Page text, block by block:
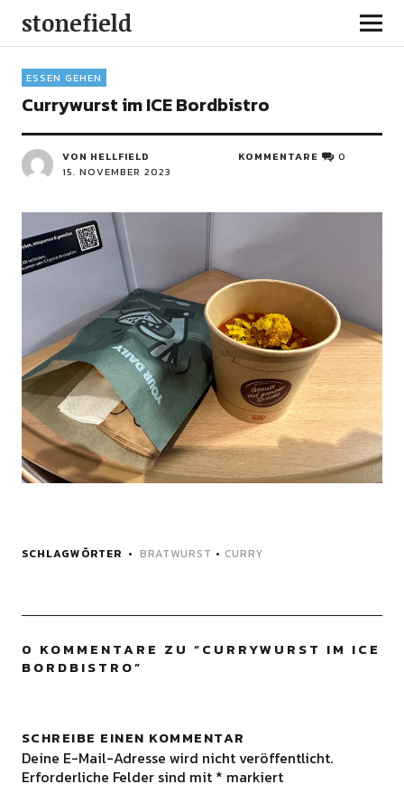
stonefield
ESSEN GEHEN
Currywurst im ICE Bordbistro
VON HELLFIELD
15. NOVEMBER 2023
KOMMENTARE 0
SCHLAGWÖRTER BRATWURST • CURRY
0 KOMMENTARE ZU “CURRYWURST IM ICE
BORDBISTRO”
SCHREIBE EINEN KOMMENTAR
Deine E-Mail-Adresse wird nicht veröffentlicht.
Erforderliche Felder sind mit * markiert